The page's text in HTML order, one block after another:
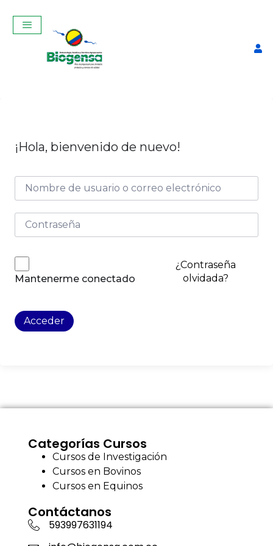
¡Hola, bienvenido de nuevo!
Mantenerme conectado
¿Contraseña
olvidada?
Acceder
Categorías Cursos
Cursos de Investigación
Cursos en Bovinos
Cursos en Equinos
Contáctanos
593997631194
SALVA TU GANADO:
PRIMEROS AUXILIOS
$150,00 + ADD